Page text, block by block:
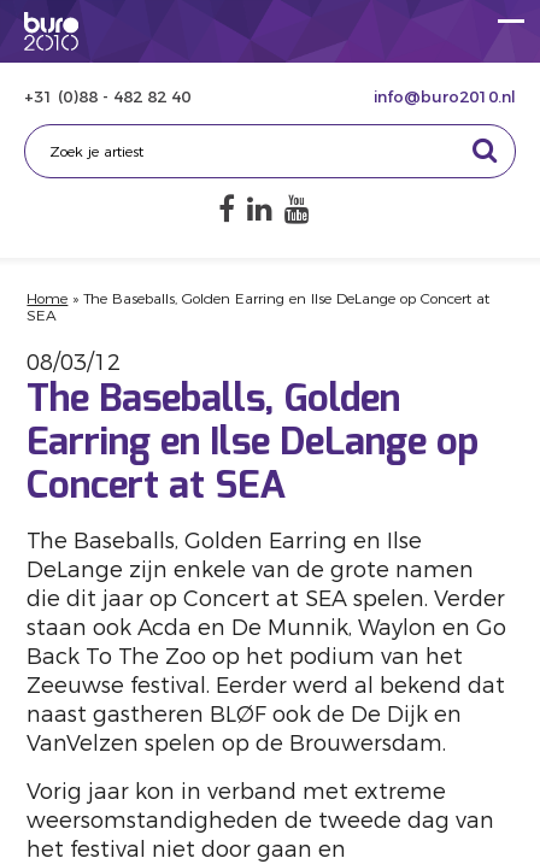
+31 (0)88 - 482 82 40 info@buro2010.nl
Home »The Baseballs, Golden Earring en Ilse DeLange op Concert at
SEA
08/03/12
The Baseballs, Golden
Earring en Ilse DeLange op
Concert at SEA
The Baseballs, Golden Earring en Ilse
DeLange zijn enkele van de grote namen
die dit jaar op Concert at SEA spelen. Verder
staan ook Acda en De Munnik, Waylon en Go
Back To The Zoo op het podium van het
Zeeuwse festival. Eerder werd al bekend dat
naast gastheren BLØF ook de De Dijk en
VanVelzen spelen op de Brouwersdam.
Vorig jaar kon in verband met extreme
weersomstandigheden de tweede dag van
het festival niet door gaan en